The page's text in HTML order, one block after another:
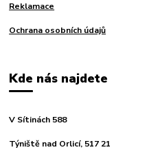
Reklamace
Ochrana osobních údajů
Kde nás najdete
V Sítinách 588
Týniště nad Orlicí, 517 21